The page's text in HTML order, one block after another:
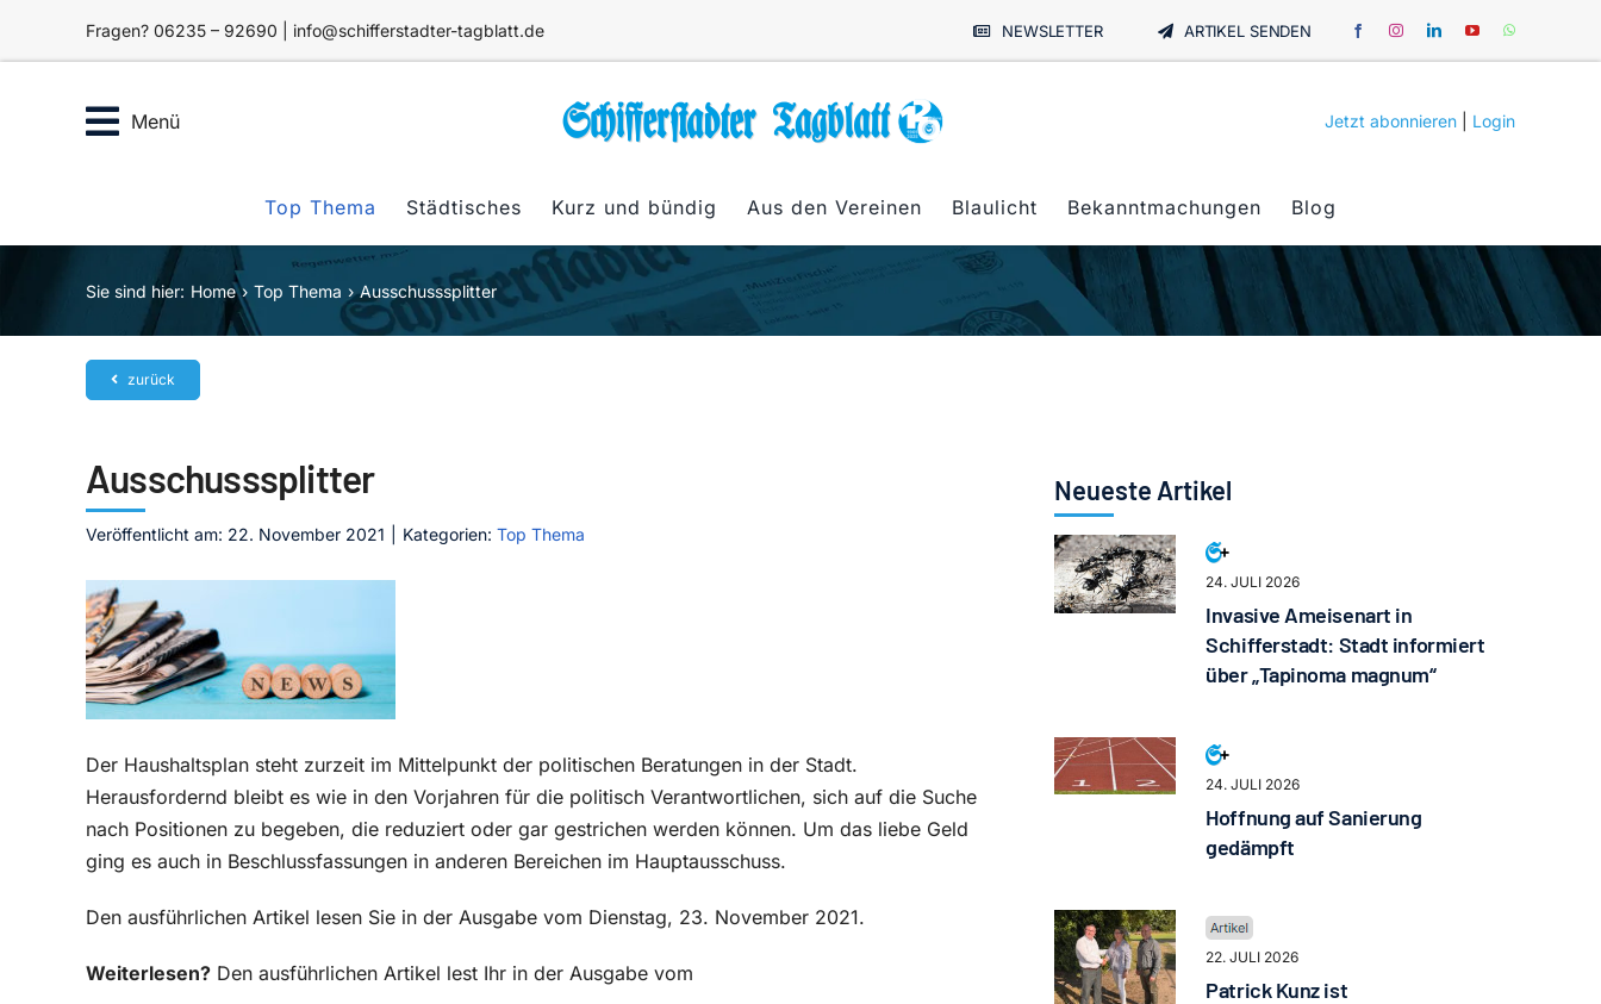
Fragen? 06235 – 92690 | info@schifferstadter-tagblatt.de NEWSLETTER ARTIKEL SENDEN
Menü Jetzt abonnieren Login
Top Thema Städtisches Kurz und bündig Aus den Vereinen Blaulicht Bekanntmachungen Blog
Sie sind hier: Home Top Thema Ausschusssplitter
zurück
Ausschusssplitter
Veröffentlicht am: 22. November 2021 Kategorien: Top Thema
Der Haushaltsplan steht zurzeit im Mittelpunkt der politischen Beratungen in der Stadt.
Herausfordernd bleibt es wie in den Vorjahren für die politisch Verantwortlichen, sich auf die Suche
nach Positionen zu begeben, die reduziert oder gar gestrichen werden können. Um das liebe Geld
ging es auch in Beschlussfassungen in anderen Bereichen im Hauptausschuss.
Den ausführlichen Artikel lesen Sie in der Ausgabe vom Dienstag, 23. November 2021.
Weiterlesen? Den ausführlichen Artikel lest Ihr in der Ausgabe vom
Neueste Artikel
24. JULI 2026
Invasive Ameisenart in
Schifferstadt: Stadt informiert
über „Tapinoma magnum“
24. JULI 2026
Hoffnung auf Sanierung
gedämpft
22. JULI 2026
Patrick Kunz ist